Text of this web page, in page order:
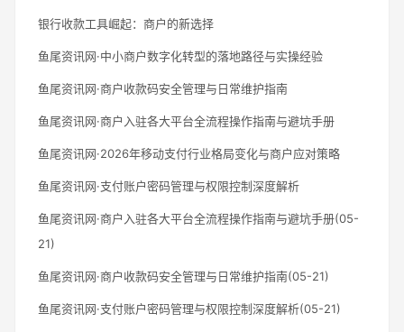
银行收款工具崛起：商户的新选择
鱼尾资讯网·中小商户数字化转型的落地路径与实操经验
鱼尾资讯网·商户收款码安全管理与日常维护指南
鱼尾资讯网·商户入驻各大平台全流程操作指南与避坑手册
鱼尾资讯网·2026年移动支付行业格局变化与商户应对策略
鱼尾资讯网·支付账户密码管理与权限控制深度解析
鱼尾资讯网·商户入驻各大平台全流程操作指南与避坑手册(05-
21)
鱼尾资讯网·商户收款码安全管理与日常维护指南(05-21)
鱼尾资讯网·支付账户密码管理与权限控制深度解析(05-21)